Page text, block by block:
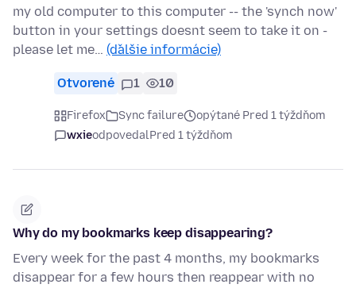
my old computer to this computer -- the 'synch now'
button in your settings doesnt seem to take it on -
please let me… (ďalšie informácie)
Otvorené 1 10
Firefox Sync failure
opýtané Pred 1 týždňom
wxieodpovedalPred 1 týždňom
Why do my bookmarks keep disappearing?
Every week for the past 4 months, my bookmarks
disappear for a few hours then reappear with no